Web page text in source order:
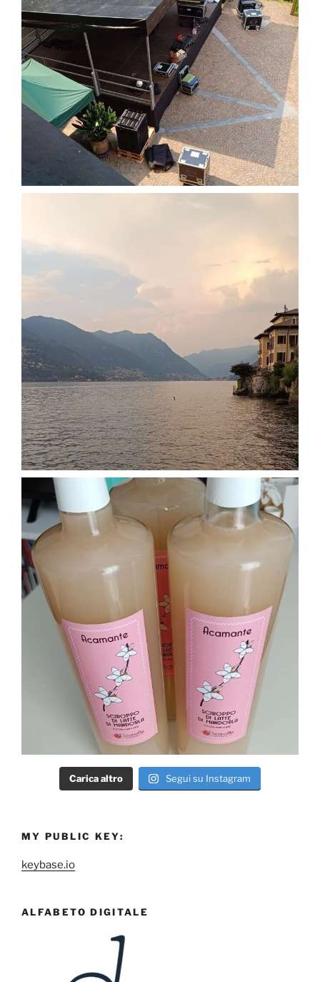
Carica altro Segui su Instagram
MY PUBLIC KEY:
keybase.io
ALFABETO DIGITALE